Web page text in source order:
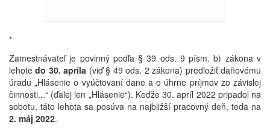
*
Zamestnávateľ je povinný podľa § 39 ods. 9 písm. b) zákona v
lehotedo 30. apríla (viď § 49 ods. 2 zákona) predložiť daňovému
úradu „Hlásenie o vyúčtovaní dane a o úhrne príjmov zo závislej
činnosti...“ (ďalej len „Hlásenie“). Keďže 30. apríl 2022 pripadol na
sobotu, táto lehota sa posúva na najbližší pracovný deň, teda na
2. máj 2022.